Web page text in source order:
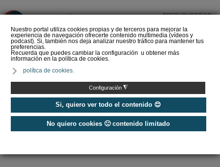
Nuestro portal utiliza cookies propias y de terceros para mejorar la
experiencia de navegación ofrecerte contenido multimedia (vídeos y
podcast). Si, también nos deja analizar nuestro tráfico para mantener tus
preferencias.
Recuerda que puedes cambiar la configuración u obtener más
información en la política de cookies.
política de cookies.
Configuración ◮
Si, quiero ver todo el contenido 😊
No quiero cookies 🙁 contenido limitado
PRESUPUESTOS
del Amperio (Episodio 3)
Etiquetas / inverter